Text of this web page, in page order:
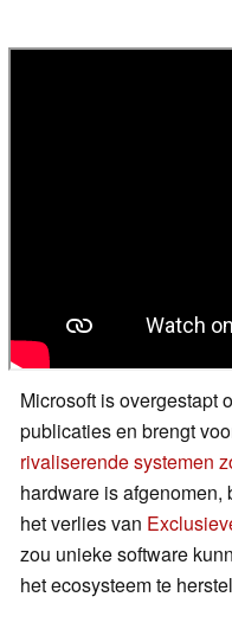
Microsoft is overgestapt
publicaties en brengt
rivaliserende systemen
hardware is afgenomen,
het verlies van
zou unieke software
het ecosysteem te